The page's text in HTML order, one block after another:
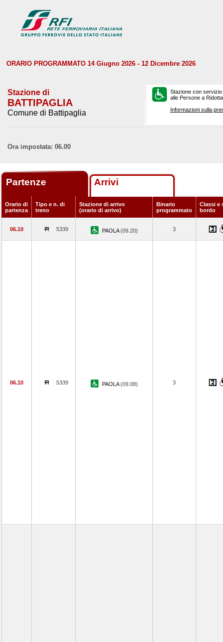
ORARIO PROGRAMMATO 14 Giugno 2026 - 12 Dicembre 2026
Stazione di
BATTIPAGLIA
Comune di Battipaglia
Stazione con
alle Persone a
Informazioni sulla
Ora impostata: 06.00
Partenze Arrivi
Orario di
partenza
Tipo e n. di
treno
Stazione di arrivo
(orario di arrivo)
Binario
programmato
Classi e
bordo
06.10 5339 PAOLA(09.20) 3
06.10 5339 PAOLA(09.08) 3